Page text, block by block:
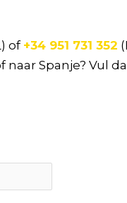
of+34 951 731 352
naar Spanje? Vul